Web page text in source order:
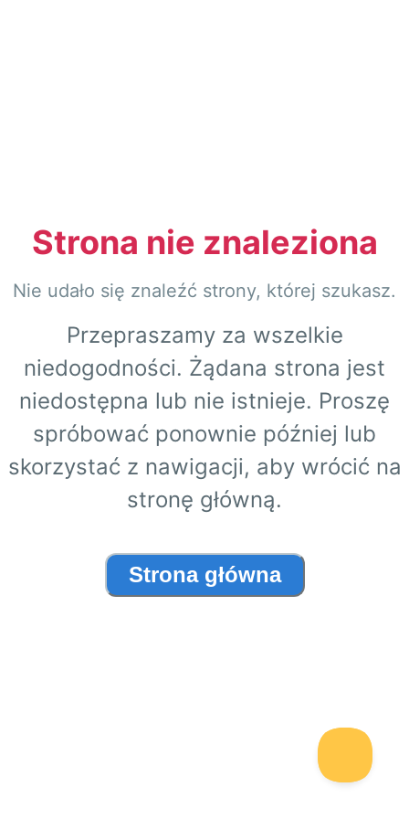
Strona nie znaleziona
Nie udało się znaleźć strony, której szukasz.
Przepraszamy za wszelkie
niedogodności. Żądana strona jest
niedostępna lub nie istnieje. Proszę
spróbować ponownie później lub
skorzystać z nawigacji, aby wrócić na
stronę główną.
Strona główna